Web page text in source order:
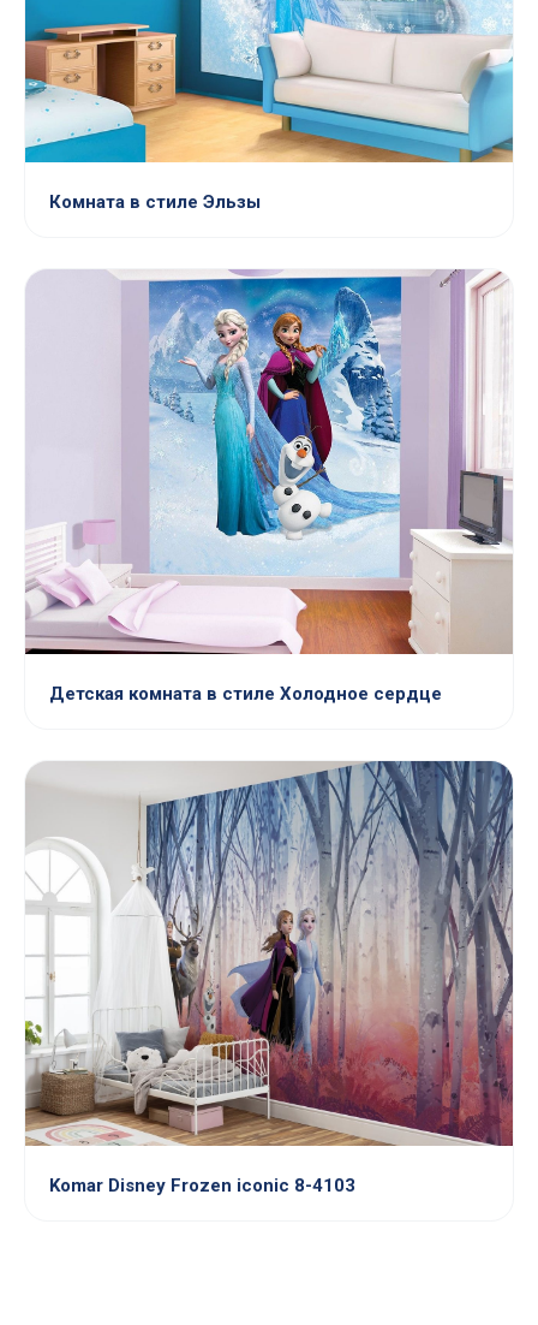
Комната в стиле Эльзы
Детская комната в стиле Холодное сердце
Komar Disney Frozen iconic 8-4103